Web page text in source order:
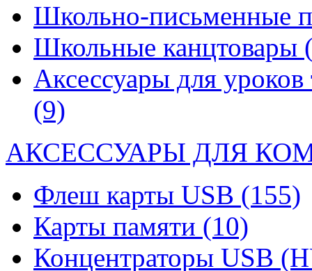
Школьно-письменные
Школьные канцтовары
Аксессуары для уроков
(9)
АКСЕССУАРЫ ДЛЯ
Флеш карты USB (155)
Карты памяти (10)
Концентраторы USB